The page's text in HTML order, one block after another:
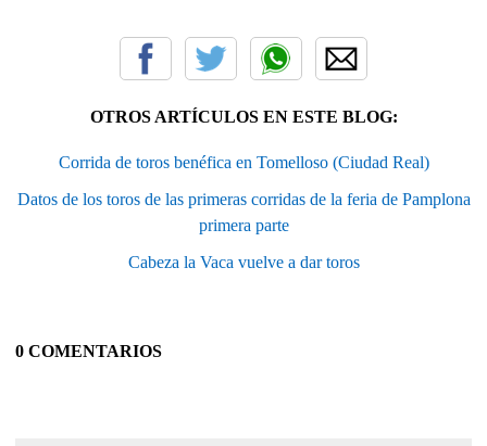
OTROS ARTÍCULOS EN ESTE BLOG:
Corrida de toros benéfica en Tomelloso (Ciudad Real)
Datos de los toros de las primeras corridas de la feria de Pamplona
primera parte
Cabeza la Vaca vuelve a dar toros
0 COMENTARIOS